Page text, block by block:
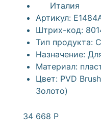
Италия
Артикул:
Штрих-код:
Тип продукта:
Назначение:
Материал:
Цвет: PVD
Золото)
34 668 Р